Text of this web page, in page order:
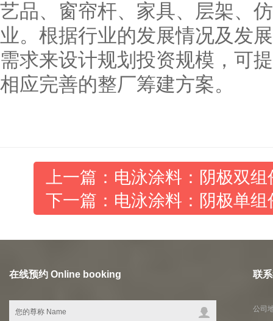
艺品、窗帘杆、家具、层架、
业。根据行业的发展情况及发
需求来设计规划投资规模，可
相应完善的整厂筹建方案。
上一篇：电泳涂料：阴极双
下一篇：电泳涂料：阴极单
在线预约 Online booking 联
公司